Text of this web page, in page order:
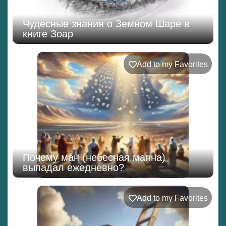
Чудесные знания о Земном Шаре в
книге Зоар
Add to my Favorites
Почему ман (небесная манна)
выпадал ежедневно?
Add to my Favorites